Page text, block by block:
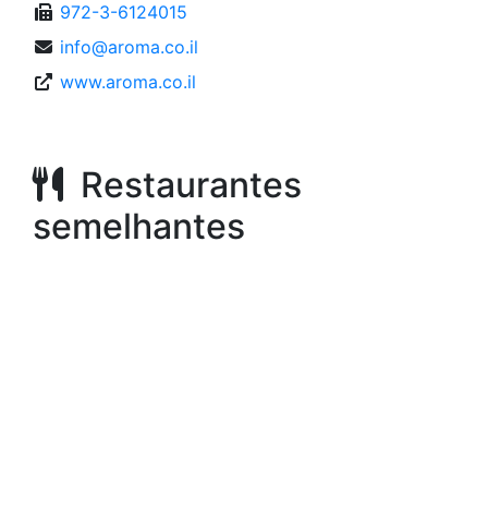
972-3-6124015
info@aroma.co.il
www.aroma.co.il
Restaurantes
semelhantes